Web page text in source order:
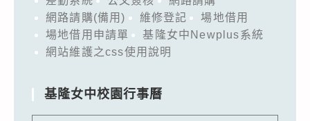
網路請購(備用)
維修登記
場地借用
場地借用申請單
基隆女中Newplus系統
網站維護之css使用說明
基隆女中校園行事曆